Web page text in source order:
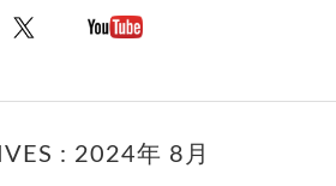
: 2024年 8月